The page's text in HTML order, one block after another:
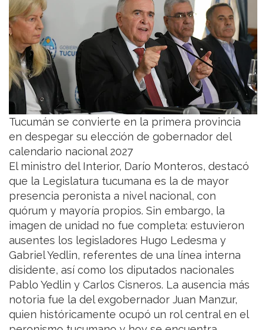
Tucumán se convierte en la primera provincia
en despegar su elección de gobernador del
calendario nacional 2027
El ministro del Interior, Darío Monteros, destacó
que la Legislatura tucumana es la de mayor
presencia peronista a nivel nacional, con
quórum y mayoría propios. Sin embargo, la
imagen de unidad no fue completa: estuvieron
ausentes los legisladores Hugo Ledesma y
Gabriel Yedlin, referentes de una línea interna
disidente, así como los diputados nacionales
Pablo Yedlin y Carlos Cisneros. La ausencia más
notoria fue la del exgobernador Juan Manzur,
quien históricamente ocupó un rol central en el